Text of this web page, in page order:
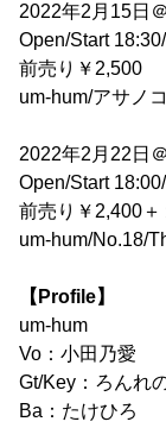
2022年2月15日
Open/Start
前売り￥2,500
um-hum/アサノ
2022年2月22日
Open/Start
前売り￥2,400＋
um-hum/No.18/
【Profile】
um-hum
Vo：小田乃愛
Gt/Key：ろんれ
Ba：たけひろ